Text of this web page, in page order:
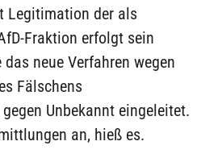
Legitimation der als
Fraktion erfolgt sein
neue Verfahren wegen
Fälschens
Unbekannt eingeleitet.
an, hieß es.